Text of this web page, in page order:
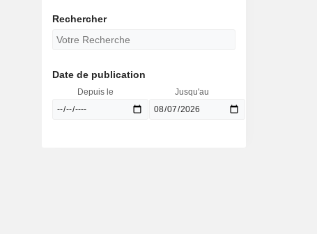
Rechercher
Date de publication
Depuis le Jusqu'au